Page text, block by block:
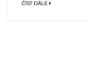
ČÍST DÁLE